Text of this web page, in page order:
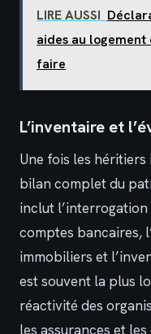
LIRE AUSSI
aides au
faire
L’inventaire et
Une fois les
bilan complet du
inclut
comptes bancaires,
immobiliers et
est souvent la plus
réactivité des
les assurances et